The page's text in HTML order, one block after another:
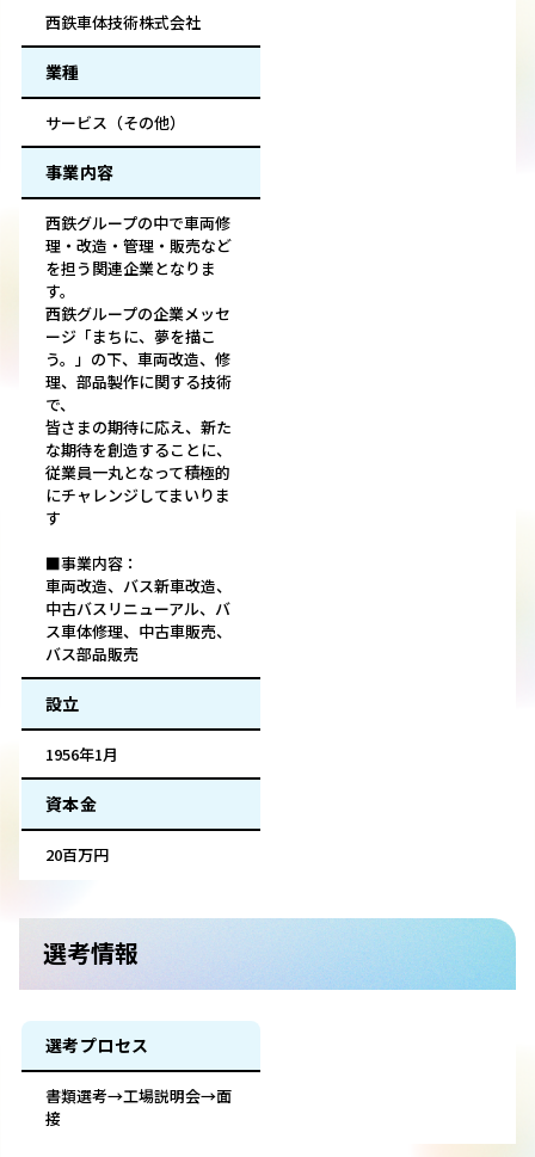
西鉄車体技術株式会社
業種
サービス（その他）
事業内容
西鉄グループの中で車両修
理・改造・管理・販売など
を担う関連企業となりま
す。
西鉄グループの企業メッセ
ージ「まちに、夢を描こ
う。」の下、車両改造、修
理、部品製作に関する技術
で、
皆さまの期待に応え、新た
な期待を創造することに、
従業員一丸となって積極的
にチャレンジしてまいりま
す
■事業内容：
車両改造、バス新車改造、
中古バスリニューアル、バ
ス車体修理、中古車販売、
バス部品販売
設立
1956年1月
資本金
20百万円
選考情報
選考プロセス
書類選考→工場説明会→面
接